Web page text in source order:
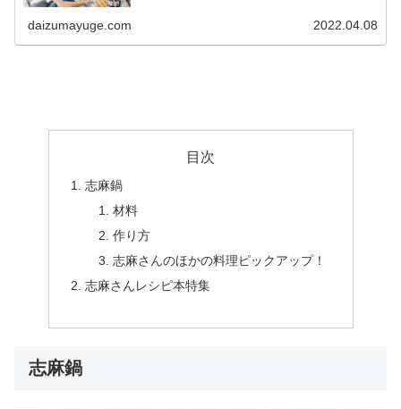
daizumayuge.com 2022.04.08
目次
志麻鍋
材料
作り方
志麻さんのほかの料理ピックアップ！
志麻さんレシピ本特集
志麻鍋